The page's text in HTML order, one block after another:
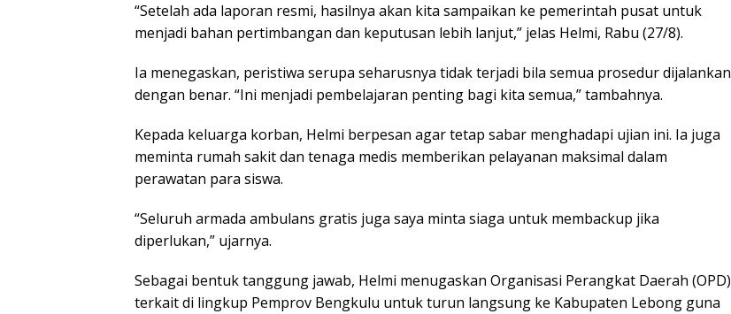
“Setelah ada laporan resmi, hasilnya akan kita sampaikan ke pemerintah pusat untuk
menjadi bahan pertimbangan dan keputusan lebih lanjut,” jelas Helmi, Rabu (27/8).
Ia menegaskan, peristiwa serupa seharusnya tidak terjadi bila semua prosedur dijalankan
dengan benar. “Ini menjadi pembelajaran penting bagi kita semua,” tambahnya.
Kepada keluarga korban, Helmi berpesan agar tetap sabar menghadapi ujian ini. Ia juga
meminta rumah sakit dan tenaga medis memberikan pelayanan maksimal dalam
perawatan para siswa.
“Seluruh armada ambulans gratis juga saya minta siaga untuk membackup jika
diperlukan,” ujarnya.
Sebagai bentuk tanggung jawab, Helmi menugaskan Organisasi Perangkat Daerah (OPD)
terkait di lingkup Pemprov Bengkulu untuk turun langsung ke Kabupaten Lebong guna